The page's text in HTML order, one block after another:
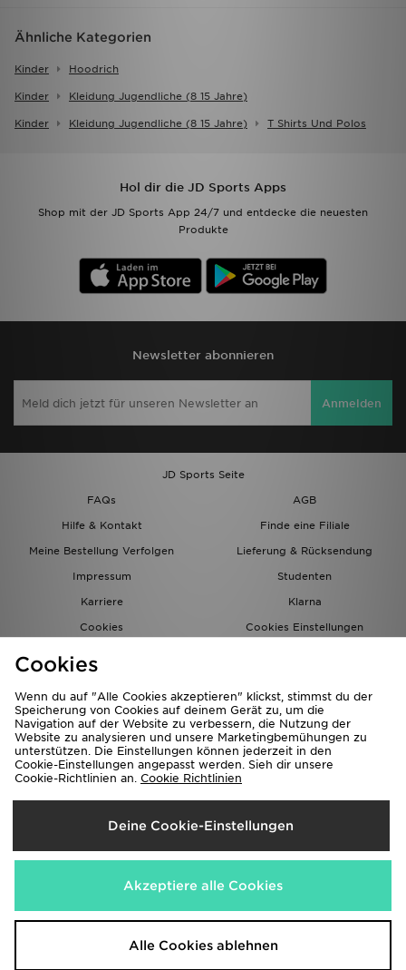
Ähnliche Kategorien
Kinder Hoodrich
Kinder Kleidung Jugendliche (8 15 Jahre)
Kinder Kleidung Jugendliche (8 15 Jahre) T Shirts Und Polos
Hol dir die JD Sports Apps
Shop mit der JD Sports App 24/7 und entdecke die neuesten
Produkte
Newsletter abonnieren
Anmelden
JD Sports Seite
FAQs
AGB
Hilfe & Kontakt
Finde eine Filiale
Meine Bestellung Verfolgen
Lieferung & Rücksendung
Impressum
Studenten
Karriere
Klarna
Cookies
Cookies Einstellungen
Lieferung Nach
Deutschland
Wir akzeptieren folgende Zahlungsmethoden
Corporate Website www.jdplc.com
Cookies
Wenn du auf "Alle Cookies akzeptieren" klickst, stimmst du der
Speicherung von Cookies auf deinem Gerät zu, um die
Navigation auf der Website zu verbessern, die Nutzung der
Website zu analysieren und unsere Marketingbemühungen zu
unterstützen. Die Einstellungen können jederzeit in den
Cookie-Einstellungen angepasst werden. Sieh dir unsere
Cookie-Richtlinien an. Cookie Richtlinien
Deine Cookie-Einstellungen
Akzeptiere alle Cookies
Alle Cookies ablehnen